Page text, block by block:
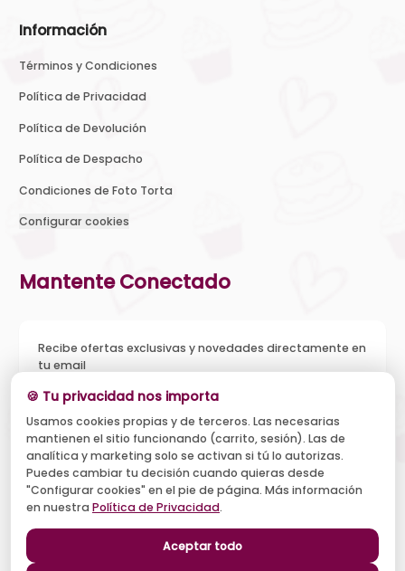
Información
Términos y Condiciones
Política de Privacidad
Política de Devolución
Política de Despacho
Condiciones de Foto Torta
Configurar cookies
Mantente Conectado
Recibe ofertas exclusivas y novedades directamente en
tu email
Acepto recibir novedades y ofertas, y el tratamiento de mi
email según la Política de Privacidad . Puedo darme de baja
cuando quiera.
Suscribirse
🍪 Tu privacidad nos importa
Usamos cookies propias y de terceros. Las necesarias
mantienen el sitio funcionando (carrito, sesión). Las de
analítica y marketing solo se activan si tú lo autorizas.
Puedes cambiar tu decisión cuando quieras desde
"Configurar cookies" en el pie de página. Más información
en nuestra Política de Privacidad.
Aceptar todo